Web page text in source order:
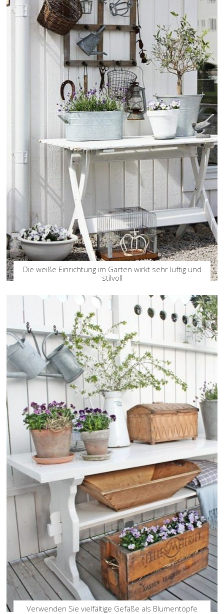
Die weiße Einrichtung im Garten wirkt sehr luftig und
stilvoll
Verwenden Sie vielfältige Gefäße als Blumentöpfe